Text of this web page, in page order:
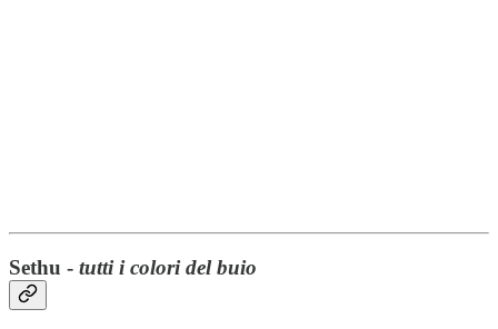
Sethu - tutti i colori del buio